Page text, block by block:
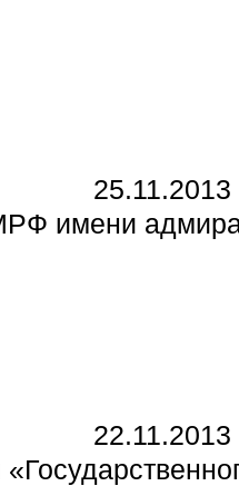
25.11.2013
имени
22.11.2013